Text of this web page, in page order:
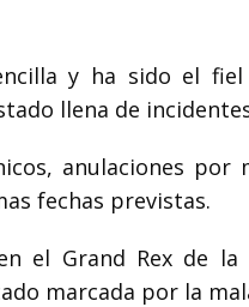
y ha sido el
llena de
anulaciones por
fechas previstas.
el Grand Rex de
marcada por la